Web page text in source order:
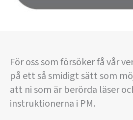
För oss som försöker få vår
på ett så smidigt sätt som
att ni som är berörda läser
instruktionerna i PM.